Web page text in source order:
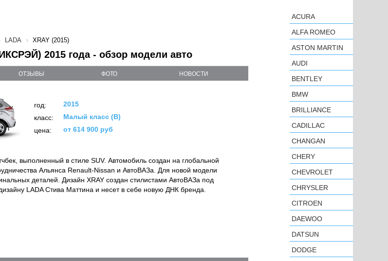
LADA XRAY (2015)
2015 года - обзор модели авто
ОТЗЫВЫ ФОТО НОВОСТИ
год:
2015
класс:
Малый класс (B)
цена:
от 614 900 руб
выполненный в стиле SUV. Автомобиль создан на глобальной
Альянса Renault-Nissan и АвтоВАЗа. Для новой модели
деталей. Дизайн XRAY создан стилистами АвтоВАЗа под
LADA Стива Маттина и несет в себе новую ДНК бренда.
ACURA
ALFA ROMEO
ASTON MARTIN
AUDI
BENTLEY
BMW
BRILLIANCE
CADILLAC
CHANGAN
CHERY
CHEVROLET
CHRYSLER
CITROEN
DAEWOO
DATSUN
DODGE